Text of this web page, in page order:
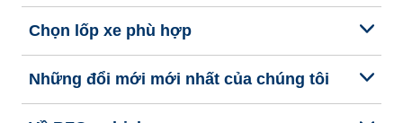
Chọn lốp xe phù hợp
Những đổi mới mới nhất của chúng tôi